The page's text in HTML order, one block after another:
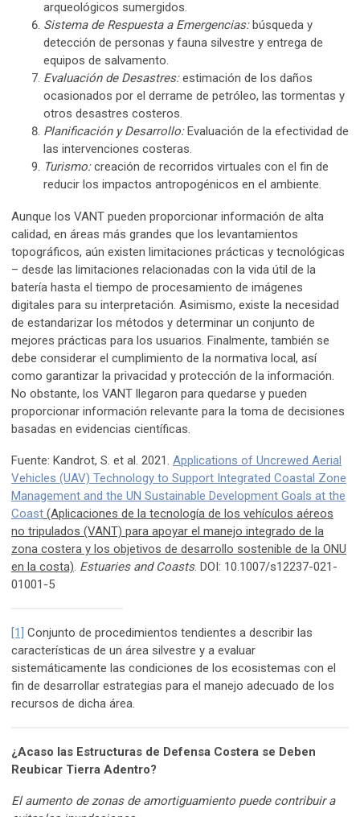
arqueológicos sumergidos.
Sistema de Respuesta a Emergencias:búsqueda y
detección de personas y fauna silvestre y entrega de
equipos de salvamento.
Evaluación de Desastres:estimación de los daños
ocasionados por el derrame de petróleo, las tormentas y
otros desastres costeros.
Planificación y Desarrollo:Evaluación de la efectividad de
las intervenciones costeras.
Turismo:creación de recorridos virtuales con el fin de
reducir los impactos antropogénicos en el ambiente.
Aunque los VANT pueden proporcionar información de alta
calidad, en áreas más grandes que los levantamientos
topográficos, aún existen limitaciones prácticas y tecnológicas
– desde las limitaciones relacionadas con la vida útil de la
batería hasta el tiempo de procesamiento de imágenes
digitales para su interpretación. Asimismo, existe la necesidad
de estandarizar los métodos y determinar un conjunto de
mejores prácticas para los usuarios. Finalmente, también se
debe considerar el cumplimiento de la normativa local, así
como garantizar la privacidad y protección de la información.
No obstante, los VANT llegaron para quedarse y pueden
proporcionar información relevante para la toma de decisiones
basadas en evidencias científicas.
Fuente: Kandrot, S. et al. 2021. Applications of Uncrewed Aerial
Vehicles (UAV) Technology to Support Integrated Coastal Zone
Management and the UN Sustainable Development Goals at the
Coast (Aplicaciones de la tecnología de los vehículos aéreos
no tripulados (VANT) para apoyar el manejo integrado de la
zona costera y los objetivos de desarrollo sostenible de la ONU
en la costa). Estuaries and Coasts. DOI: 10.1007/s12237-021-
01001-5
[1]
Conjunto de procedimientos tendientes a describir las
características de un área silvestre y a evaluar
sistemáticamente las condiciones de los ecosistemas con el
fin de desarrollar estrategias para el manejo adecuado de los
recursos de dicha área.
¿Acaso las Estructuras de Defensa Costera se Deben
Reubicar Tierra Adentro?
El aumento de zonas de amortiguamiento puede contribuir a